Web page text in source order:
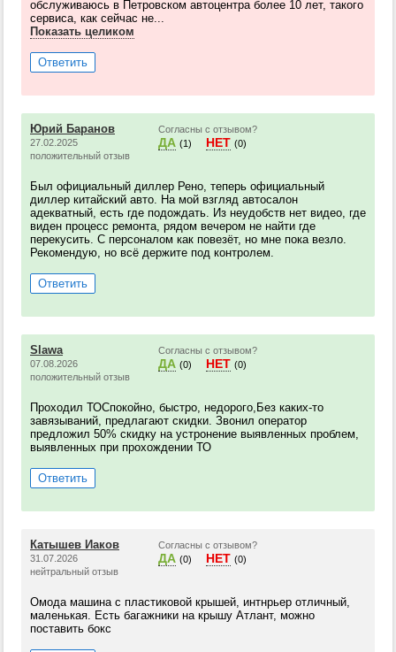
обслуживаюсь в Петровском автоцентра более 10 лет, такого
сервиса, как сейчас не...
Показать целиком
Ответить
Юрий Баранов
27.02.2025
положительный отзыв
Согласны с отзывом?
ДА (1) НЕТ (0)
Был официальный диллер Рено, теперь официальный
диллер китайский авто. На мой взгляд автосалон
адекватный, есть где подождать. Из неудобств нет видео, где
виден процесс ремонта, рядом вечером не найти где
перекусить. С персоналом как повезёт, но мне пока везло.
Рекомендую, но всё держите под контролем.
Ответить
Slawa
07.08.2026
положительный отзыв
Согласны с отзывом?
ДА (0) НЕТ (0)
Проходил ТОСпокойно, быстро, недорого,Без каких-то
завязываний, предлагают скидки. Звонил оператор
предложил 50% скидку на устронение выявленных проблем,
выявленных при прохождении ТО
Ответить
Катышев Иаков
31.07.2026
нейтральный отзыв
Согласны с отзывом?
ДА (0) НЕТ (0)
Омода машина с пластиковой крышей, интнрьер отличный,
маленькая. Есть багажники на крышу Атлант, можно
поставить бокс